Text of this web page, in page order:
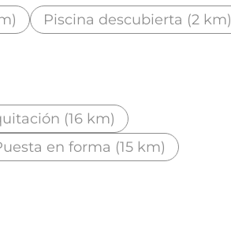
Piscina descubierta (2 km)
(16 km)
en forma (15 km)